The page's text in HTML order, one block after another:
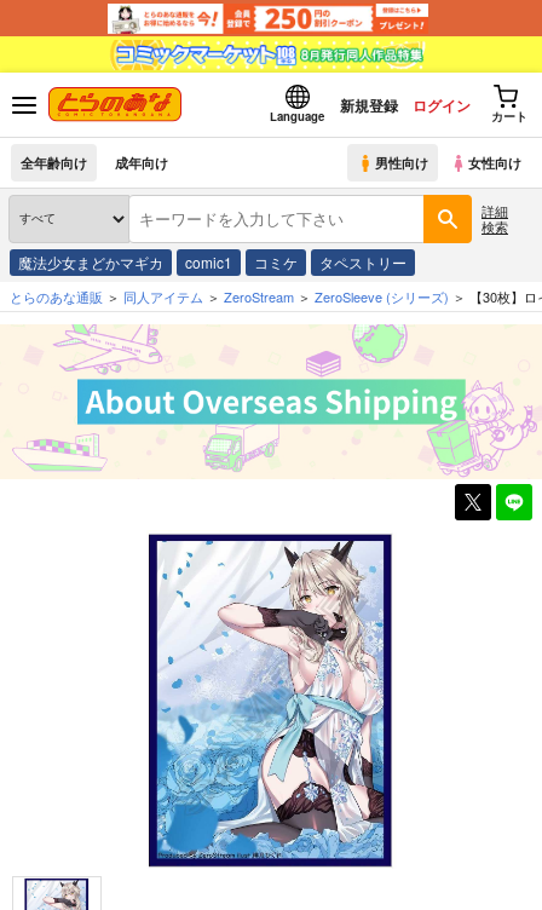
Language
新規登録 ログイン
カート
全年齢向け 成年向け 男性向け 女性向け
詳細
検索
魔法少女まどかマギカ comic1 コミケ タペストリー
とらのあな通販 同人アイテム ZeroStream ZeroSleeve (シリーズ) 【30枚】